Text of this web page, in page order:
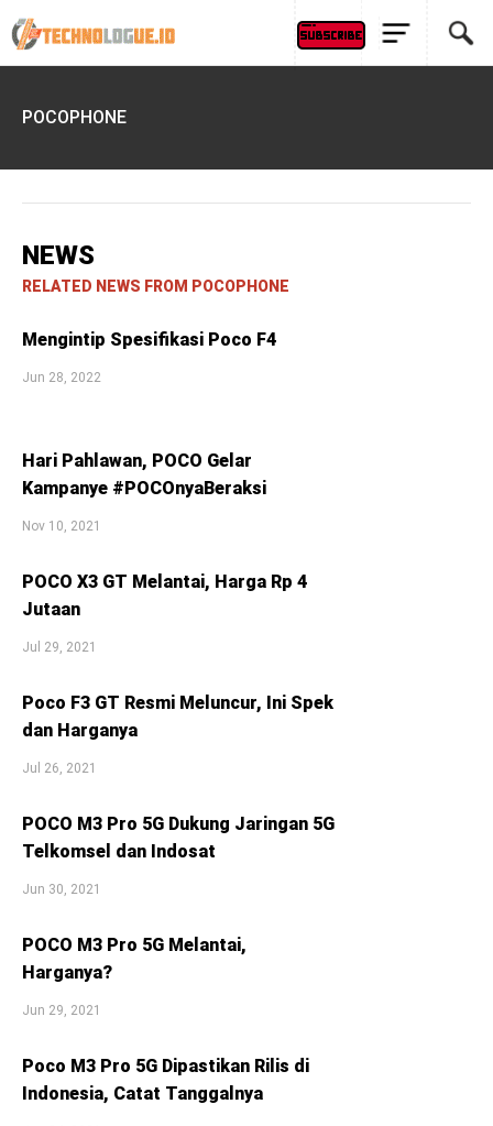
POCOPHONE
NEWS
RELATED NEWS FROM POCOPHONE
Mengintip Spesifikasi Poco F4
Jun 28, 2022
Hari Pahlawan, POCO Gelar
Kampanye #POCOnyaBeraksi
Nov 10, 2021
POCO X3 GT Melantai, Harga Rp 4
Jutaan
Jul 29, 2021
Poco F3 GT Resmi Meluncur, Ini Spek
dan Harganya
Jul 26, 2021
POCO M3 Pro 5G Dukung Jaringan 5G
Telkomsel dan Indosat
Jun 30, 2021
POCO M3 Pro 5G Melantai,
Harganya?
Jun 29, 2021
Poco M3 Pro 5G Dipastikan Rilis di
Indonesia, Catat Tanggalnya